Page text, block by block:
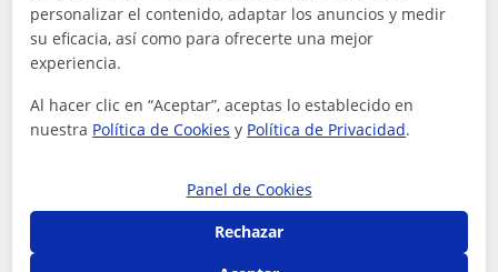
¿Hay algún error en este perfil? Cuéntanos
Tus clases particulares
Otros profesores de Francés en Aranjuez
personalizar el contenido, adaptar los anuncios y medir
su eficacia, así como para ofrecerte una mejor
experiencia.
Al hacer clic en “Aceptar”, aceptas lo establecido en
nuestra Política de Cookies y Política de Privacidad.
Panel de Cookies
Rechazar